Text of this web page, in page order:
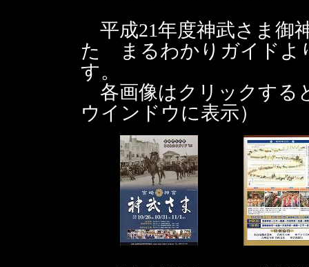
平成21年度神武さま御
た まるわかりガイドよ
す。
各画像はクリックする
ウインドウに表示）